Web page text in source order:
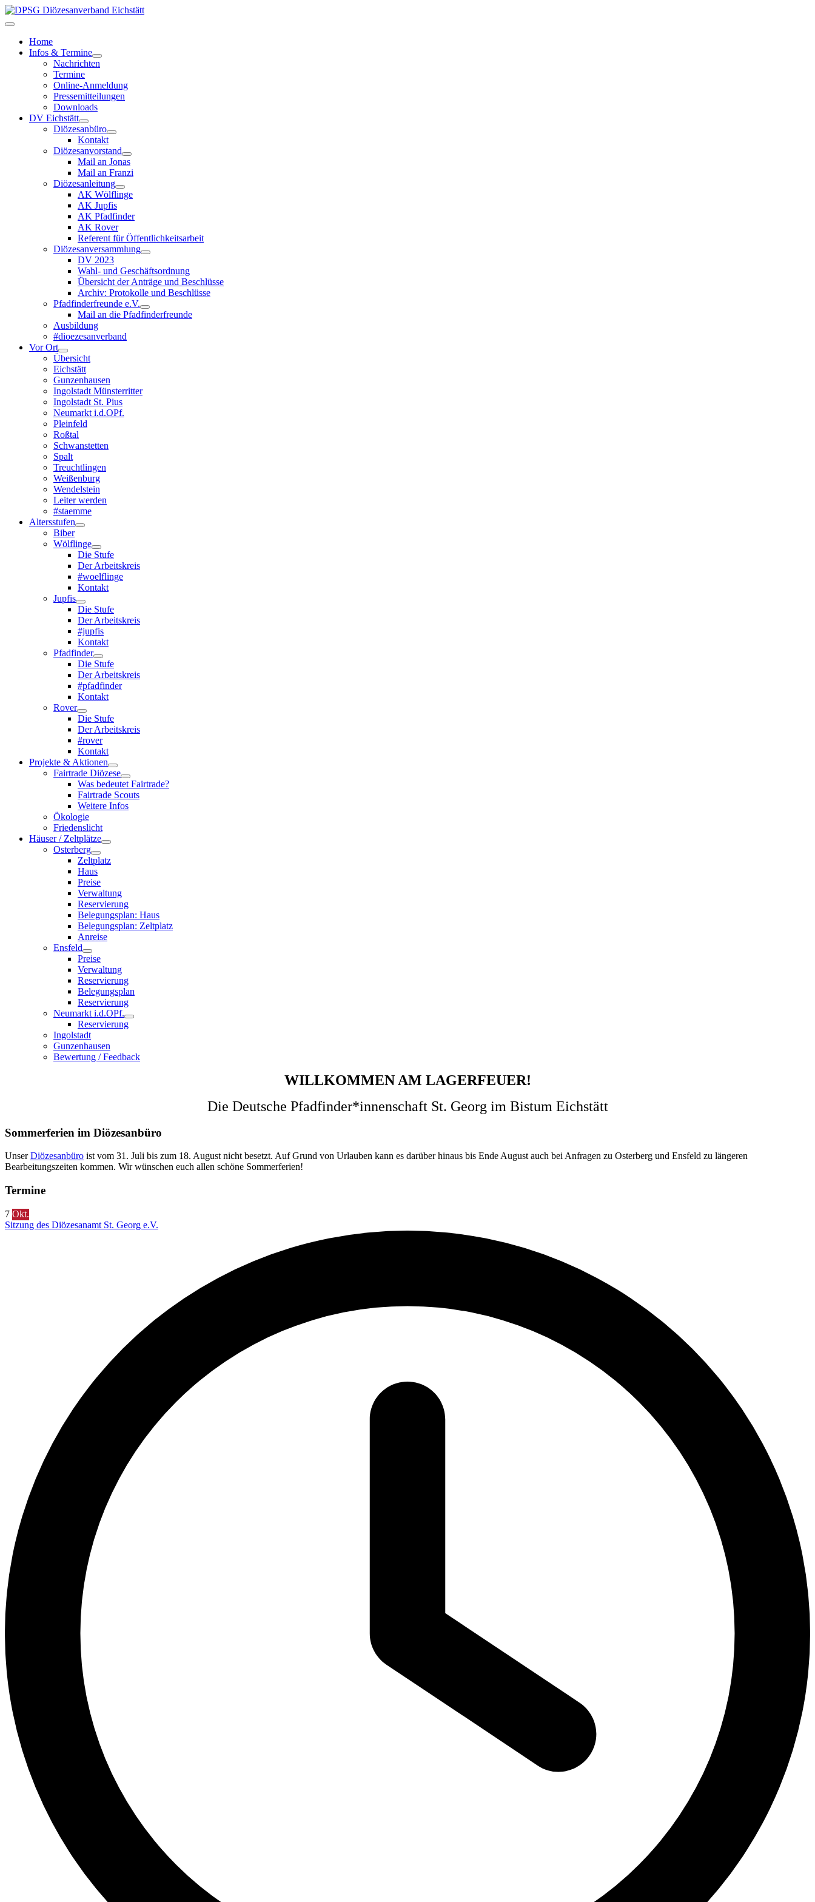
Home
Infos & Termine
Nachrichten
Termine
Online-Anmeldung
Pressemitteilungen
Downloads
DV Eichstätt
Diözesanbüro
Kontakt
Diözesanvorstand
Mail an Jonas
Mail an Franzi
Diözesanleitung
AK Wölflinge
AK Jupfis
AK Pfadfinder
AK Rover
Referent für Öffentlichkeitsarbeit
Diözesanversammlung
DV 2023
Wahl- und Geschäftsordnung
Übersicht der Anträge und Beschlüsse
Archiv: Protokolle und Beschlüsse
Pfadfinderfreunde e.V.
Mail an die Pfadfinderfreunde
Ausbildung
#dioezesanverband
Vor Ort
Übersicht
Eichstätt
Gunzenhausen
Ingolstadt Münsterritter
Ingolstadt St. Pius
Neumarkt i.d.OPf.
Pleinfeld
Roßtal
Schwanstetten
Spalt
Treuchtlingen
Weißenburg
Wendelstein
Leiter werden
#staemme
Altersstufen
Biber
Wölflinge
Die Stufe
Der Arbeitskreis
#woelflinge
Kontakt
Jupfis
Die Stufe
Der Arbeitskreis
#jupfis
Kontakt
Pfadfinder
Die Stufe
Der Arbeitskreis
#pfadfinder
Kontakt
Rover
Die Stufe
Der Arbeitskreis
#rover
Kontakt
Projekte & Aktionen
Fairtrade Diözese
Was bedeutet Fairtrade?
Fairtrade Scouts
Weitere Infos
Ökologie
Friedenslicht
Häuser / Zeltplätze
Osterberg
Zeltplatz
Haus
Preise
Verwaltung
Reservierung
Belegungsplan: Haus
Belegungsplan: Zeltplatz
Anreise
Ensfeld
Preise
Verwaltung
Reservierung
Belegungsplan
Reservierung
Neumarkt i.d.OPf.
Reservierung
Ingolstadt
Gunzenhausen
Bewertung / Feedback
WILLKOMMEN AM LAGERFEUER!
Die Deutsche Pfadfinder*innenschaft St. Georg im Bistum Eichstätt
Sommerferien im Diözesanbüro
UnserDiözesanbüro ist vom 31. Juli bis zum 18. August nicht besetzt. Auf Grund von Urlauben kann es darüber hinaus bis Ende August auch bei Anfragen zu Osterberg und Ensfeld zu längeren
Bearbeitungszeiten kommen. Wir wünschen euch allen schöne Sommerferien!
Termine
7 Okt.
Sitzung des Diözesanamt St. Georg e.V.